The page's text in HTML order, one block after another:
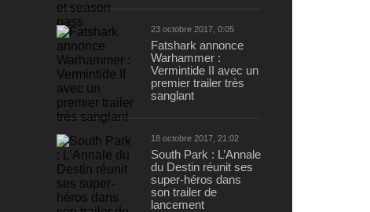
23 octobre 2017, 0:05
Fatshark annonce
Warhammer :
Vermintide II avec un
premier trailer très
sanglant
18 octobre 2017, 21:02
South Park : L’Annale
du Destin réunit ses
super-héros dans
son trailer de
lancement